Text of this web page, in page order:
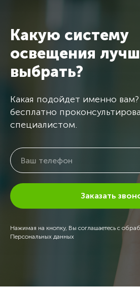
Какую систему
освещения
выбрать?
Какая подойдет именно
бесплатно
специалистом.
Заказать
Нажимая на кнопку, Вы соглашаетесь с
Персональных данных